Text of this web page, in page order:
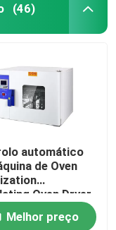
(46)
automático
de Oven
Oven Dryer
de DHG
Melhor preço